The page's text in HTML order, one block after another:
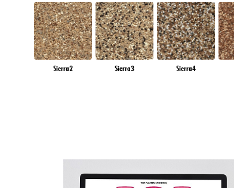
Sierra2 Sierra3 Sierra4